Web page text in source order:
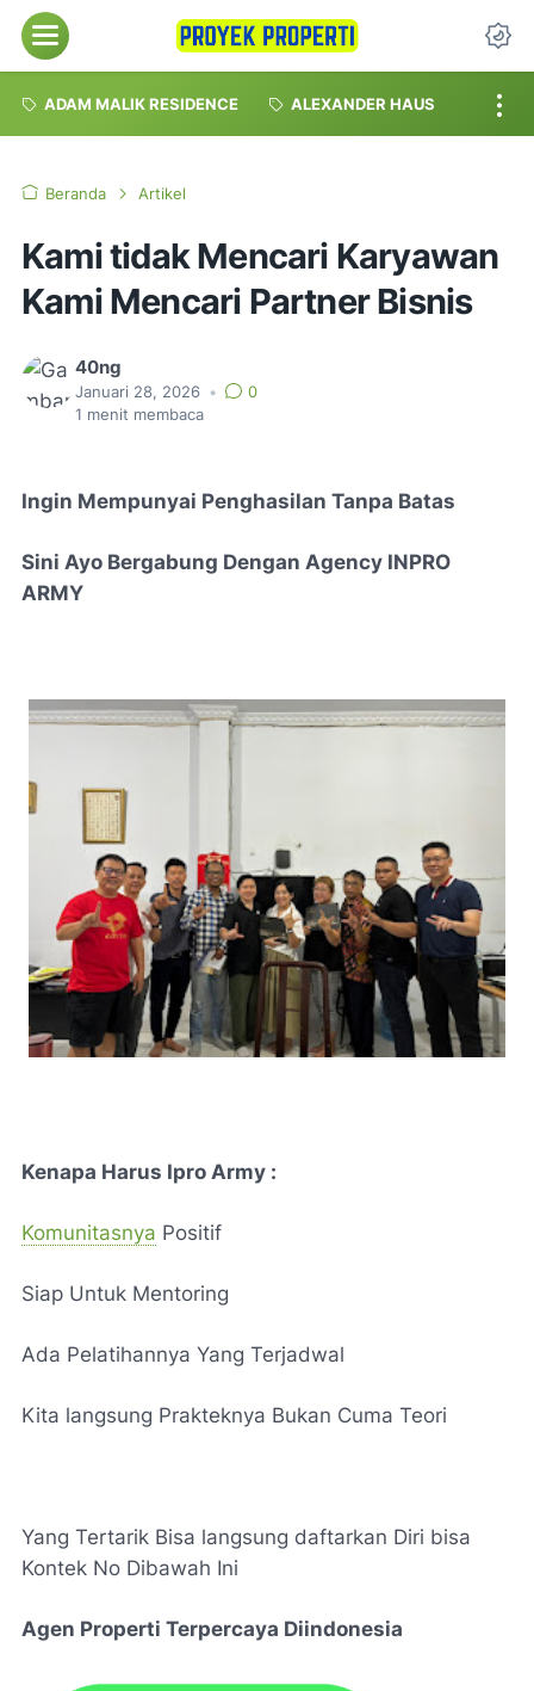
Menu
ADAM MALIK RESIDENCE ALEXANDER HAUS
Beranda Artikel
Kami tidak Mencari Karyawan
Kami Mencari Partner Bisnis
40ng
Januari 28, 2026 •
0
1 menit membaca
Ingin Mempunyai Penghasilan Tanpa Batas
Sini Ayo Bergabung Dengan Agency INPRO
ARMY
Kenapa Harus Ipro Army :
Komunitasnya Positif
Siap Untuk Mentoring
Ada Pelatihannya Yang Terjadwal
Kita langsung Prakteknya Bukan Cuma Teori
Yang Tertarik Bisa langsung daftarkan Diri bisa
Kontek No Dibawah Ini
Agen Properti Terpercaya Diindonesia